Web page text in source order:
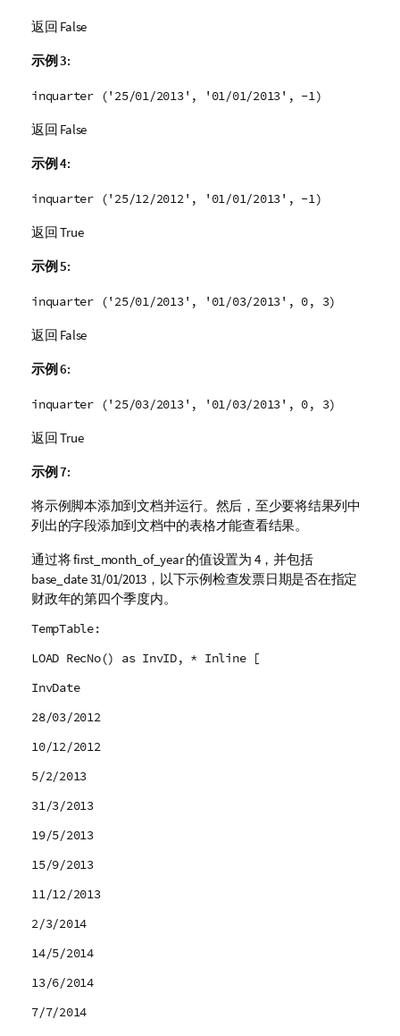
返回 False
示例 3:
inquarter ('25/01/2013', '01/01/2013', -1)
返回 False
示例 4:
inquarter ('25/12/2012', '01/01/2013', -1)
返回True
示例 5:
inquarter ('25/01/2013', '01/03/2013', 0, 3)
返回 False
示例 6:
inquarter ('25/03/2013', '01/03/2013', 0, 3)
返回True
示例 7:
将示例脚本添加到文档并运行。然后，至少要将结果列中
列出的字段添加到文档中的表格才能查看结果。
通过将first_month_of_year的值设置为 4，并包括
base_date31/01/2013，以下示例检查发票日期是否在指定
财政年的第四个季度内。
TempTable:
LOAD RecNo() as InvID, * Inline [
InvDate
28/03/2012
10/12/2012
5/2/2013
31/3/2013
19/5/2013
15/9/2013
11/12/2013
2/3/2014
14/5/2014
13/6/2014
7/7/2014